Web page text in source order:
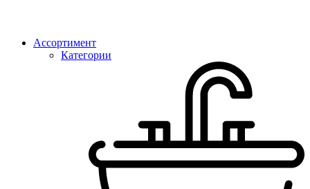
Ассортимент
Категории